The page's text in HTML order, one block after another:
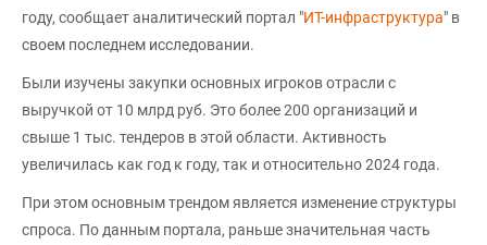
году, сообщает аналитический портал "ИТ-инфраструктура" в
своем последнем исследовании.
Были изучены закупки основных игроков отрасли с
выручкой от 10 млрд руб. Это более 200 организаций и
свыше 1 тыс. тендеров в этой области. Активность
увеличилась как год к году, так и относительно 2024 года.
При этом основным трендом является изменение структуры
спроса. По данным портала, раньше значительная часть